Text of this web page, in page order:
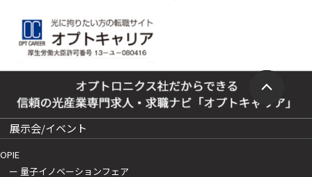
展示会/イベント
OPIE
ー 量子イノベーションフェア